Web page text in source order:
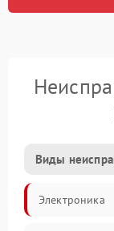
Виды
Электроника